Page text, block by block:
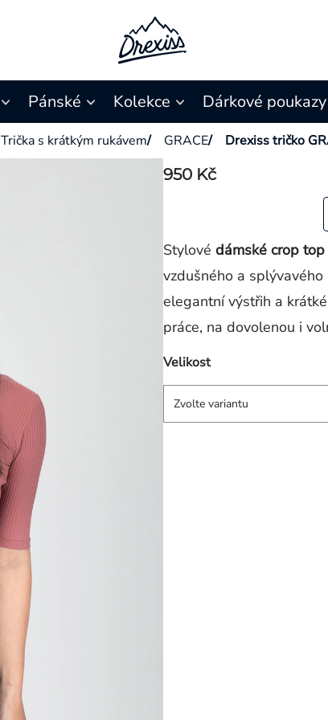
Pánské Kolekce Dárkové poukazy
Trička s krátkým rukávem/ GRACE/ Drexiss tričko
950 Kč
Velikost
Stylovédámské crop top
vzdušného a
elegantní výstřih a
práce, na dovolenou i